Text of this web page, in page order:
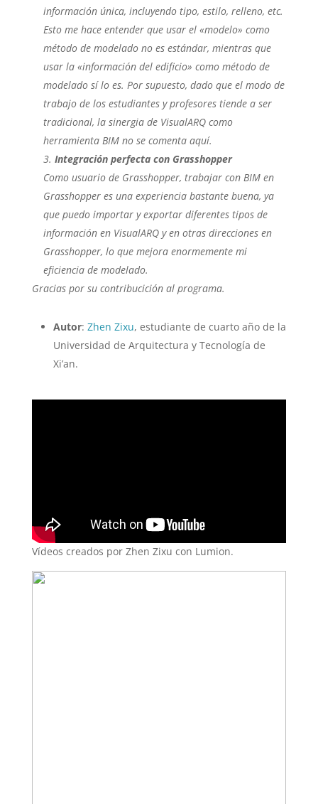
información única, incluyendo tipo, estilo, relleno, etc.
Esto me hace entender que usar el «modelo» como
método de modelado no es estándar, mientras que
usar la «información del edificio» como método de
modelado sí lo es. Por supuesto, dado que el modo de
trabajo de los estudiantes y profesores tiende a ser
tradicional, la sinergia de VisualARQ como
herramienta BIM no se comenta aquí.
Integración perfecta con Grasshopper
Como usuario de Grasshopper, trabajar con BIM en
Grasshopper es una experiencia bastante buena, ya
que puedo importar y exportar diferentes tipos de
información en VisualARQ y en otras direcciones en
Grasshopper, lo que mejora enormemente mi
eficiencia de modelado.
Gracias por su contribucición al programa.
Autor: Zhen Zixu, estudiante de cuarto año de la
Universidad de Arquitectura y Tecnología de
Xi’an.
Vídeos creados por Zhen Zixu con Lumion.